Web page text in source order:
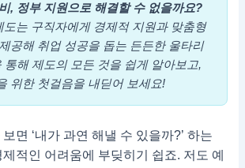
, 정부 지원으로 해결할 수 없을까요?
도는 구직자에게 경제적 지원과 맞춤형
공해 취업 성공을 돕는 든든한 울타리
통해 제도의 모든 것을 쉽게 알아보고,
위한 첫걸음을 내딛어 보세요!
면 ‘내가 과연 해낼 수 있을까?’ 하는
적인 어려움에 부딪히기 쉽죠. 저도 예